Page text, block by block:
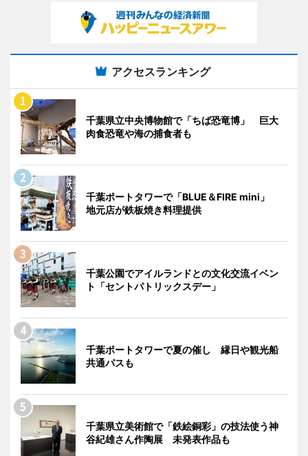
アクセスランキング
千葉県立中央博物館で「ちば恐竜博」 巨大
肉食恐竜や海の捕食者も
千葉ポートタワーで「BLUE＆FIRE mini」
地元店が鉄板焼き料理提供
千葉公園でアイルランドとの文化交流イベン
ト「セントパトリックスデー」
千葉ポートタワーで夏の催し 縁日や観光船
共通パスも
千葉県立美術館で「鉄絵銅彩」の技法使う神
谷紀雄さん作陶展 未発表作品も